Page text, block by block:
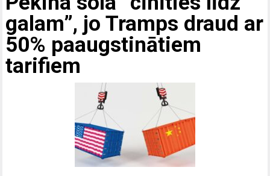
galam”, jo Tramps draud ar
50% paaugstinātiem
tarifiem